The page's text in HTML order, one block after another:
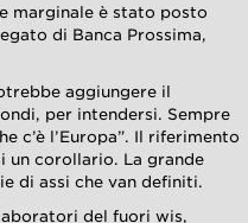
marginale è stato posto
di Banca Prossima,
aggiungere il
per intendersi. Sempre
c’è l’Europa”. Il riferimento
un corollario. La grande
di assi che van definiti.
del fuori wis,